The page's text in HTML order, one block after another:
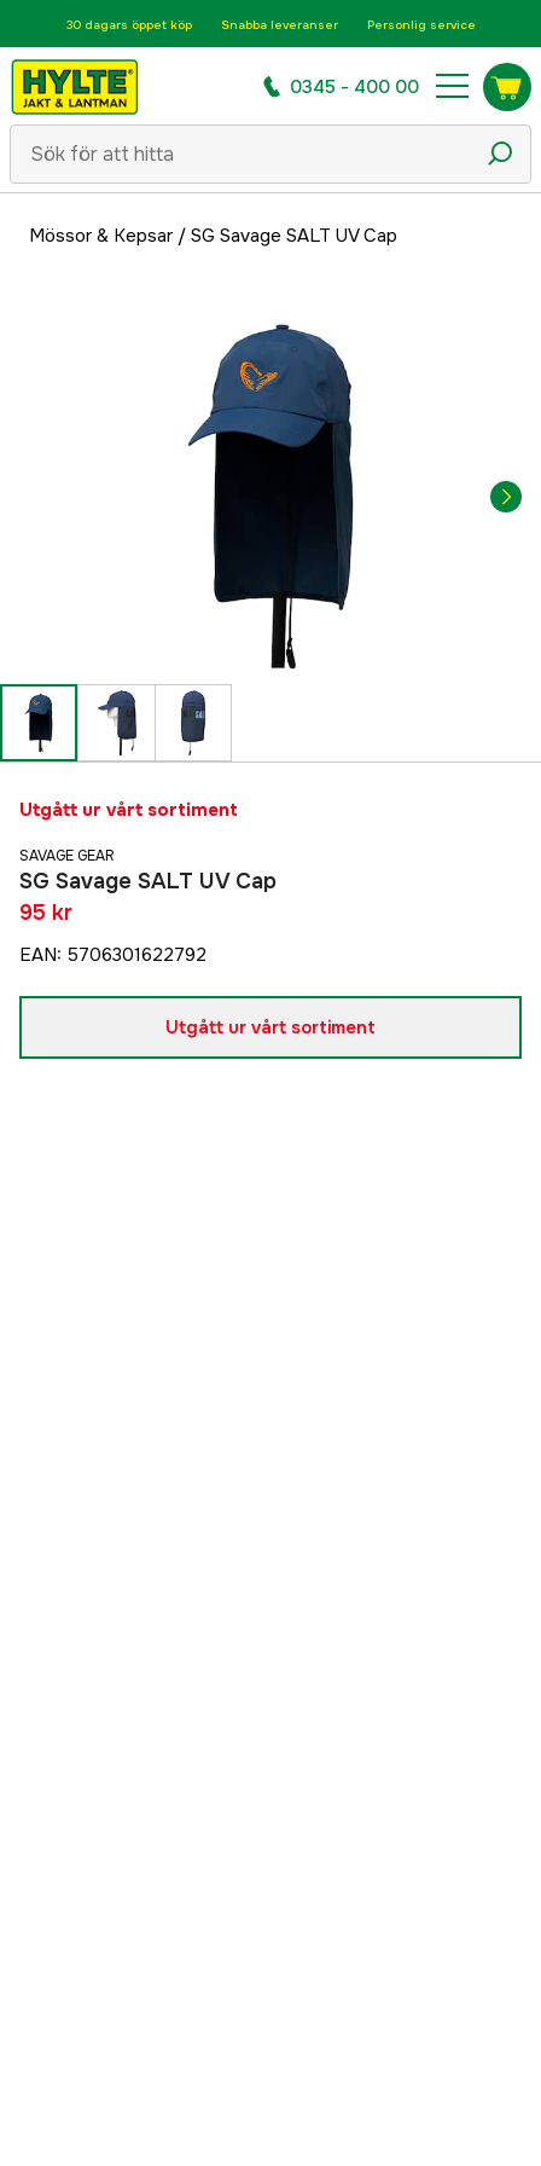
30 dagars öppet köp Snabba leveranser Personlig service
0345 - 400 00
Mössor & Kepsar/ SG Savage SALT UV Cap
Utgått ur vårt sortiment
SAVAGE GEAR
SG Savage SALT UV Cap
95 kr
EAN: 5706301622792
Utgått ur vårt sortiment